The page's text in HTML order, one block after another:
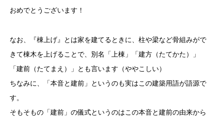
おめでとうございます！
なお、『棟上げ』とは家を建てるときに、柱や梁など骨組みがで
きて棟木を上げることで、別名「上棟」「建方（たてかた）」
「建前（たてまえ）」とも言います（ややこしい）
ちなみに、「本音と建前」というのも実はこの建築用語が語源で
す。
そもそもの「建前」の儀式というのはこの本音と建前の由来から